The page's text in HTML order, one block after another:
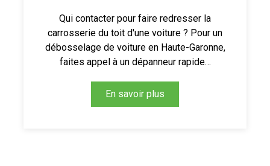
Qui contacter pour faire redresser la
carrosserie du toit d'une voiture ? Pour un
débosselage de voiture en Haute-Garonne,
faites appel à un dépanneur rapide…
En savoir plus